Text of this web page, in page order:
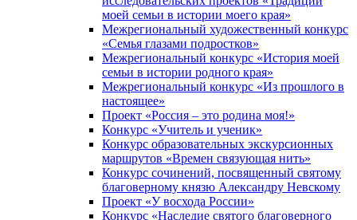
моей семьи в истории моего края»
Межрегиональный художественный конкурс
«Семья глазами подростков»
Межрегиональный конкурс «История моей
семьи в истории родного края»
Межрегиональный конкурс «Из прошлого в
настоящее»
Проект «Россия – это родина моя!»
Конкурс «Учитель и ученик»
Конкурс образовательных экскурсионных
маршрутов «Времен связующая нить»
Конкурс сочинений, посвященный святому
благоверному князю Александру Невскому
Проект «У восхода России»
Конкурс «Наследие святого благоверного